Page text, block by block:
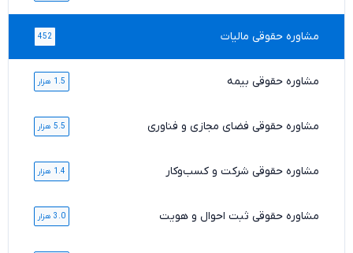
مشاوره حقوقی مالیات 452
مشاوره حقوقی بیمه 1.5 هزار
مشاوره حقوقی فضای مجازی و فناوری 5.5 هزار
مشاوره حقوقی شرکت و کسب‌وکار 1.4 هزار
مشاوره حقوقی ثبت احوال و هویت 3.0 هزار